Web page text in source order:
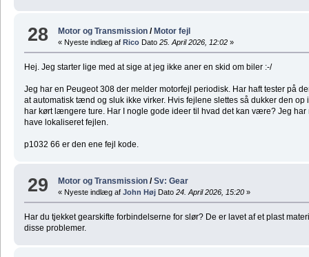
28 Motor og Transmission /Motor fejl
« Nyeste indlæg afRico Dato 25. April 2026, 12:02 »
Hej. Jeg starter lige med at sige at jeg ikke aner en skid om biler :-/
Jeg har en Peugeot 308 der melder motorfejl periodisk. Har haft tester på
at automatisk tænd og sluk ikke virker. Hvis fejlene slettes så dukker den
har kørt længere ture. Har I nogle gode ideer til hvad det kan være? Jeg
have lokaliseret fejlen.
p1032 66 er den ene fejl kode.
29 Motor og Transmission /Sv: Gear
« Nyeste indlæg afJohn Høj Dato 24. April 2026, 15:20 »
Har du tjekket gearskifte forbindelserne for slør? De er lavet af et plast
disse problemer.